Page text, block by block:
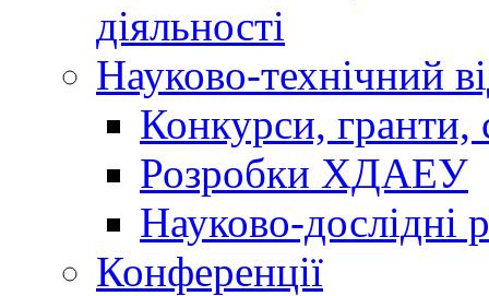
діяльності
Науково-технічний
Конкурси, гранти,
Розробки ХДАЕУ
Науково-дослідні
Конференції